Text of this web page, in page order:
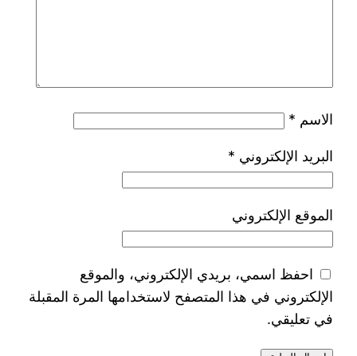
الاسم *
البريد الإلكتروني *
الموقع الإلكتروني
احفظ اسمي، بريدي الإلكتروني، والموقع
الإلكتروني في هذا المتصفح لاستخدامها المرة المقبلة
في تعليقي.